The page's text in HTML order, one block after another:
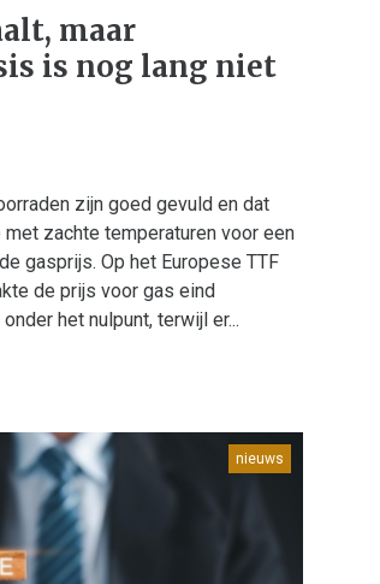
maar
is nog lang niet
zijn goed gevuld en dat
zachte temperaturen voor een
gasprijs. Op het Europese TTF
de prijs voor gas eind
het nulpunt, terwijl er...
nieuws